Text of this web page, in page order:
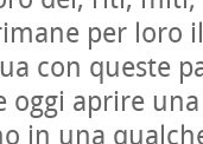
per loro
con queste
oggi aprire
in una